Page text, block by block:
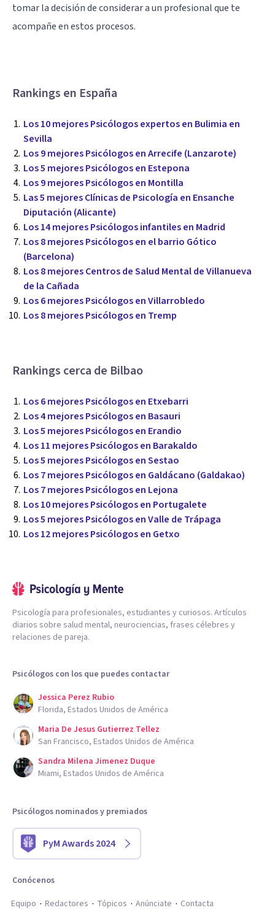
tomar la decisión de considerar a un profesional que te
acompañe en estos procesos.
Rankings en España
Los 10 mejores Psicólogos expertos en Bulimia en
Sevilla
Los 9 mejores Psicólogos en Arrecife (Lanzarote)
Los 5 mejores Psicólogos en Estepona
Los 9 mejores Psicólogos en Montilla
Las 5 mejores Clínicas de Psicología en Ensanche
Diputación (Alicante)
Los 14 mejores Psicólogos infantiles en Madrid
Los 8 mejores Psicólogos en el barrio Gótico
(Barcelona)
Los 8 mejores Centros de Salud Mental de Villanueva
de la Cañada
Los 6 mejores Psicólogos en Villarrobledo
Los 8 mejores Psicólogos en Tremp
Rankings cerca de Bilbao
Los 6 mejores Psicólogos en Etxebarri
Los 4 mejores Psicólogos en Basauri
Los 5 mejores Psicólogos en Erandio
Los 11 mejores Psicólogos en Barakaldo
Los 5 mejores Psicólogos en Sestao
Los 7 mejores Psicólogos en Galdácano (Galdakao)
Los 7 mejores Psicólogos en Lejona
Los 10 mejores Psicólogos en Portugalete
Los 5 mejores Psicólogos en Valle de Trápaga
Los 12 mejores Psicólogos en Getxo
Psicología para profesionales, estudiantes y curiosos. Artículos
diarios sobre salud mental, neurociencias, frases célebres y
relaciones de pareja.
Psicólogos con los que puedes contactar
Jessica Perez Rubio
Florida, Estados Unidos de América
Maria De Jesus Gutierrez Tellez
San Francisco, Estados Unidos de América
Sandra Milena Jimenez Duque
Miami, Estados Unidos de América
Psicólogos nominados y premiados
PyM Awards 2024
Conócenos
Equipo
Redactores Tópicos Anúnciate Contacta